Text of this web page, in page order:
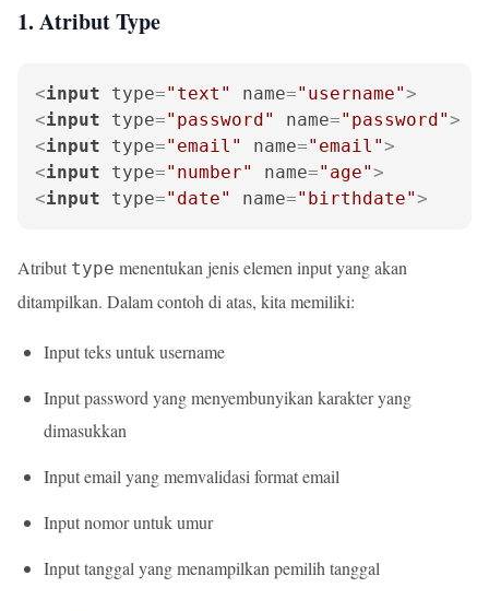
1. Atribut Type
<input type="text" name="username">
<input type="password" name="password">
<input type="email" name="email">
<input type="number" name="age">
<input type="date" name="birthdate">
Atribut type menentukan jenis elemen input yang akan
ditampilkan. Dalam contoh di atas, kita memiliki:
Input teks untuk username
Input password yang menyembunyikan karakter yang
dimasukkan
Input email yang memvalidasi format email
Input nomor untuk umur
Input tanggal yang menampilkan pemilih tanggal